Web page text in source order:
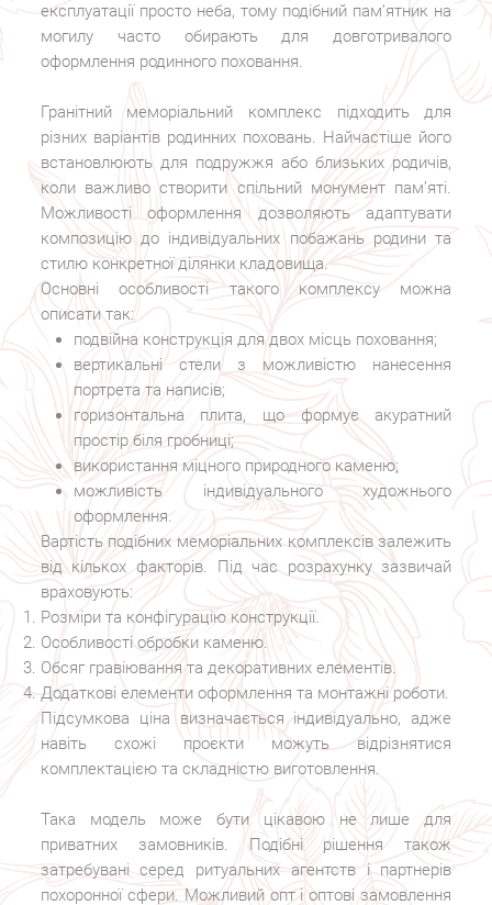
експлуатації просто неба, тому подібний пам’ятник на
могилу часто обирають для довготривалого
оформлення родинного поховання.
Гранітний меморіальний комплекс підходить для
різних варіантів родинних поховань. Найчастіше його
встановлюють для подружжя або близьких родичів,
коли важливо створити спільний монумент пам’яті.
Можливості оформлення дозволяють адаптувати
композицію до індивідуальних побажань родини та
стилю конкретної ділянки кладовища.
Основні особливості такого комплексу можна
описати так:
подвійна конструкція для двох місць поховання;
вертикальні стели з можливістю нанесення
портрета та написів;
горизонтальна плита, що формує акуратний
простір біля гробниці;
використання міцного природного каменю;
можливість індивідуального художнього
оформлення.
Вартість подібних меморіальних комплексів залежить
від кількох факторів. Під час розрахунку зазвичай
враховують:
Розміри та конфігурацію конструкції.
Особливості обробки каменю.
Обсяг гравіювання та декоративних елементів.
Додаткові елементи оформлення та монтажні роботи.
Підсумкова ціна визначається індивідуально, адже
навіть схожі проєкти можуть відрізнятися
комплектацією та складністю виготовлення.
Така модель може бути цікавою не лише для
приватних замовників. Подібні рішення також
затребувані серед ритуальних агентств і партнерів
похоронної сфери. Можливий опт і оптові замовлення